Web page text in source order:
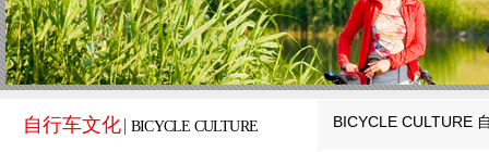
自行车文化 BICYCLE CULTURE BICYCLE CULTURE